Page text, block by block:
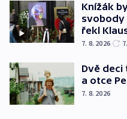
Knížák
svobody
řekl
7. 8. 2026
Dvě
a otce
7. 8. 2026